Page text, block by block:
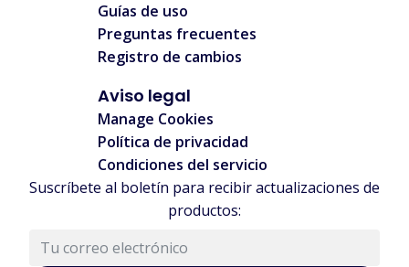
CDW
Bath & Body
Works
bol.com
Sephora
Ubiquiti
Cider
falabella.com
Guías de uso
Preguntas frecuentes
Registro de cambios
Aviso legal
Manage Cookies
Política de privacidad
Condiciones del servicio
Suscríbete al boletín para recibir actualizaciones de
productos: